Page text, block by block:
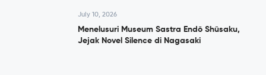
July 10, 2026
Menelusuri Museum Sastra Endō Shūsaku,
Jejak Novel Silence di Nagasaki